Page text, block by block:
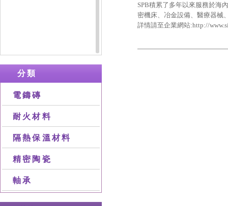
分類
電鑄磚
耐火材料
隔熱保溫材料
精密陶瓷
軸承
SPB積累了多年以來服務於海
密機床、冶金設備、醫療器械
詳情請至企業網站:http://